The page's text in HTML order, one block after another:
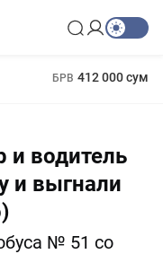
БРВ 412 000 сум
и водитель
и выгнали
№ 51 со